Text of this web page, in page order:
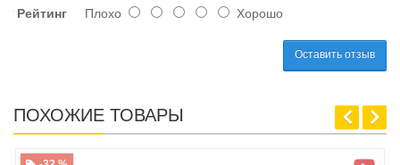
Рейтинг Плохо Хорошо
Оставить отзыв
ПОХОЖИЕ ТОВАРЫ